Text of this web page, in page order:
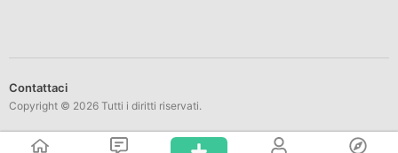
Contattaci
Copyright © 2026 Tutti i diritti riservati.